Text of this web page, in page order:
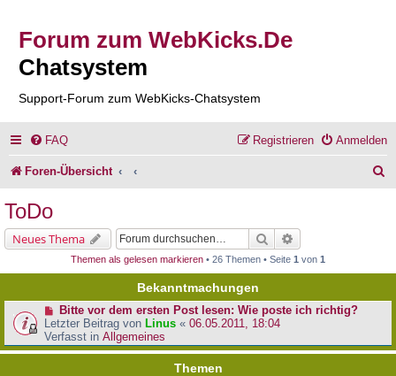
Forum zum WebKicks.De
Chatsystem
Support-Forum zum WebKicks-Chatsystem
FAQ Anmelden
Registrieren
Foren-Übersicht
e
ToDo
Neues Thema Suche
Themen als gelesen markieren • 26 Themen • Seite 1 von 1
Bekanntmachungen
Bitte vor dem ersten Post lesen: Wie poste ich richtig?
Letzter Beitrag von Linus « 06.05.2011, 18:04
Verfasst in Allgemeines
Themen